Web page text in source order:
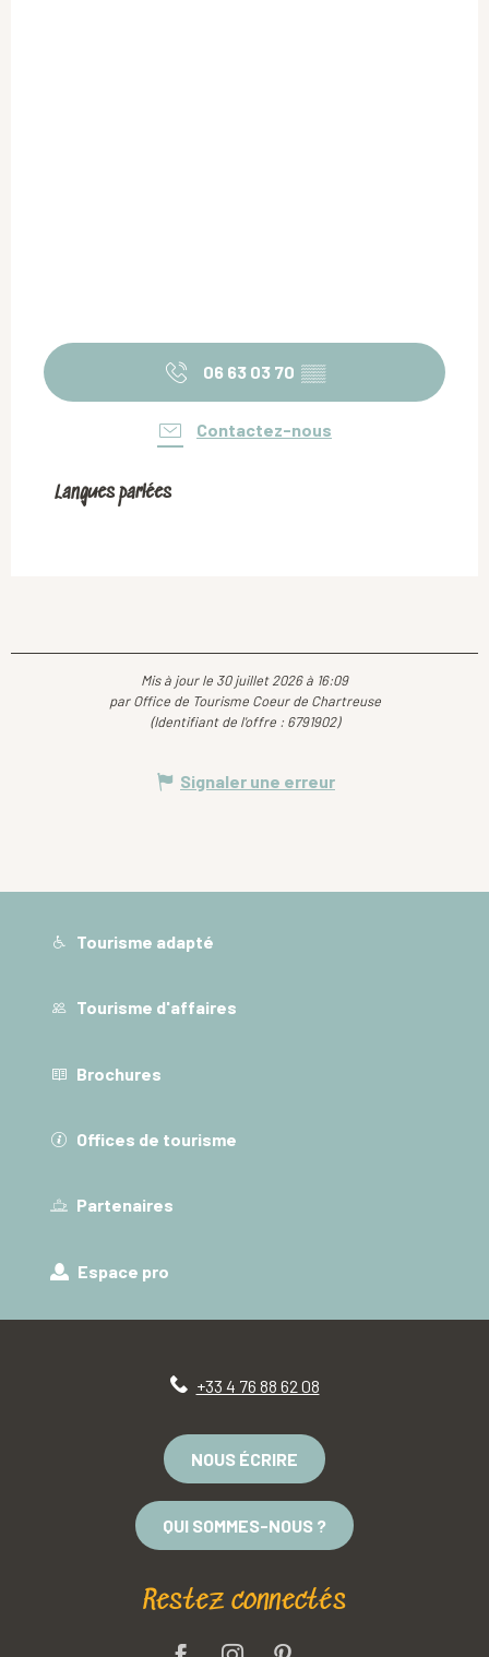
06 63 03 70 ▒▒
Contactez-nous
Langues parlées
Langues parlées
Mis à jour le 30 juillet 2026 à 16:09
par Office de Tourisme Coeur de Chartreuse
(Identifiant de l'offre : 6791902)
Signaler une erreur
Tourisme adapté
Tourisme d'affaires
Brochures
Offices de tourisme
Partenaires
Espace pro
+33 4 76 88 62 08
NOUS ÉCRIRE
QUI SOMMES-NOUS ?
Restez connectés